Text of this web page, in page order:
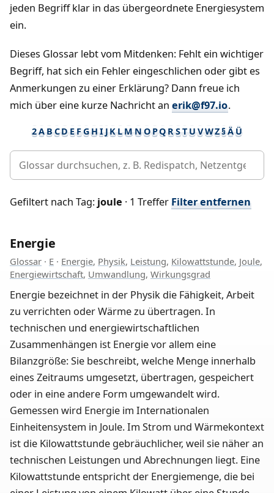
jeden Begriff klar in das übergeordnete Energiesystem
ein.
Dieses Glossar lebt vom Mitdenken: Fehlt ein wichtiger
Begriff, hat sich ein Fehler eingeschlichen oder gibt es
Anmerkungen zu einer Erklärung? Dann freue ich
mich über eine kurze Nachricht an erik@f97.io.
2A B CD E FG H I J K L M N O PQ R ST U VWZ§Ä Ü
Gefiltert nach Tag: joule · 1 Treffer Filter entfernen
Energie
Glossar · E · Energie, Physik, Leistung, Kilowattstunde, Joule,
Energiewirtschaft, Umwandlung, Wirkungsgrad
Energie bezeichnet in der Physik die Fähigkeit, Arbeit
zu verrichten oder Wärme zu übertragen. In
technischen und energiewirtschaftlichen
Zusammenhängen ist Energie vor allem eine
Bilanzgröße: Sie beschreibt, welche Menge innerhalb
eines Zeitraums umgesetzt, übertragen, gespeichert
oder in eine andere Form umgewandelt wird.
Gemessen wird Energie im Internationalen
Einheitensystem in Joule. Im Strom und Wärmekontext
ist die Kilowattstunde gebräuchlicher, weil sie näher an
technischen Leistungen und Abrechnungen liegt. Eine
Kilowattstunde entspricht der Energiemenge, die bei